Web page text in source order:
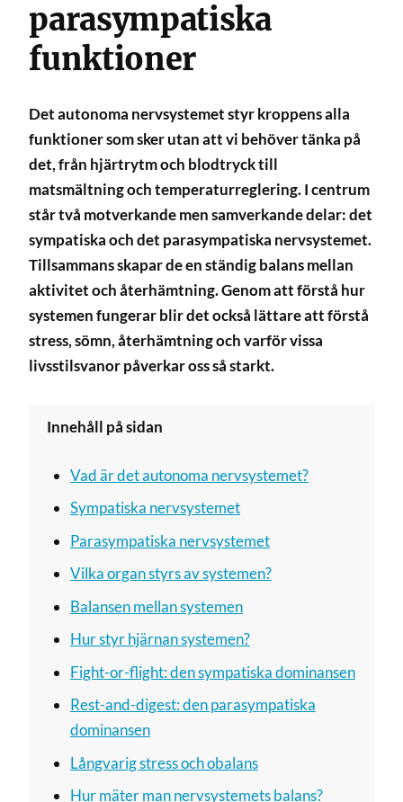
parasympatiska
funktioner
Det autonoma nervsystemet styr kroppens alla
funktioner som sker utan att vi behöver tänka på
det, från hjärtrytm och blodtryck till
matsmältning och temperaturreglering. I centrum
står två motverkande men samverkande delar: det
sympatiska och det parasympatiska nervsystemet.
Tillsammans skapar de en ständig balans mellan
aktivitet och återhämtning. Genom att förstå hur
systemen fungerar blir det också lättare att förstå
stress, sömn, återhämtning och varför vissa
livsstilsvanor påverkar oss så starkt.
Innehåll på sidan
Vad är det autonoma nervsystemet?
Sympatiska nervsystemet
Parasympatiska nervsystemet
Vilka organ styrs av systemen?
Balansen mellan systemen
Hur styr hjärnan systemen?
Fight-or-flight: den sympatiska dominansen
Rest-and-digest: den parasympatiska
dominansen
Långvarig stress och obalans
Hur mäter man nervsystemets balans?